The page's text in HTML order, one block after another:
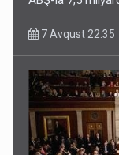
7 Avqust 22:35